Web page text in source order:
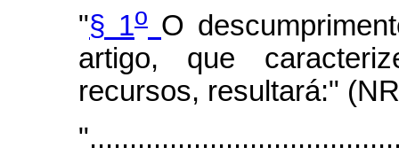
"§ 1o O
artigo, que
recursos, resultará:"